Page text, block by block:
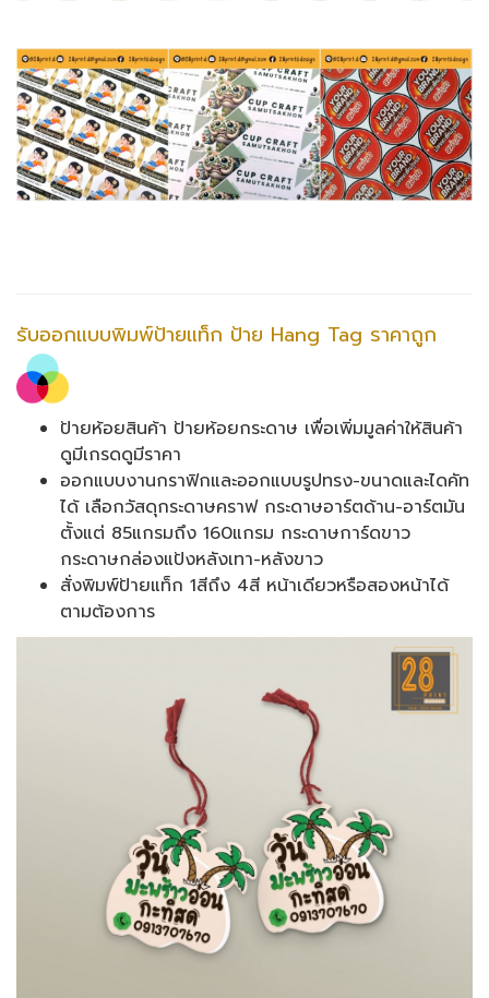
รับออกแบบพิมพ์ป้ายแท็ก ป้าย Hang Tag ราคาถูก
ป้ายห้อยสินค้า ป้ายห้อยกระดาษ เพื่อเพิ่มมูลค่าให้สินค้า
ดูมีเกรดดูมีราคา
ออกแบบงานกราฟิกและออกแบบรูปทรง-ขนาดและไดคัท
ได้ เลือกวัสดุกระดาษคราฟ กระดาษอาร์ตด้าน-อาร์ตมัน
ตั้งแต่ 85แกรมถึง 160แกรม กระดาษการ์ดขาว
กระดาษกล่องแป้งหลังเทา-หลังขาว
สั่งพิมพ์ป้ายแท็ก 1สีถึง 4สี หน้าเดียวหรือสองหน้าได้
ตามต้องการ